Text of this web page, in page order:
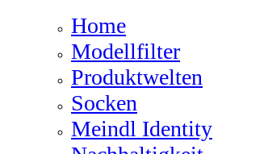
Home
Modellfilter
Produktwelten
Socken
Meindl Identity